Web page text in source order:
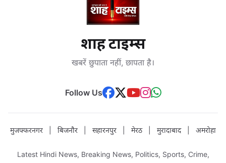
शाह टाइम्स
खबरें छुपाता नहीं, छापता है।
Follow Us
मुजफ्फरनगर बिजनौर सहारनपुर मेरठ मुरादाबाद अमरोहा
Latest Hindi News, Breaking News, Politics, Sports, Crime,